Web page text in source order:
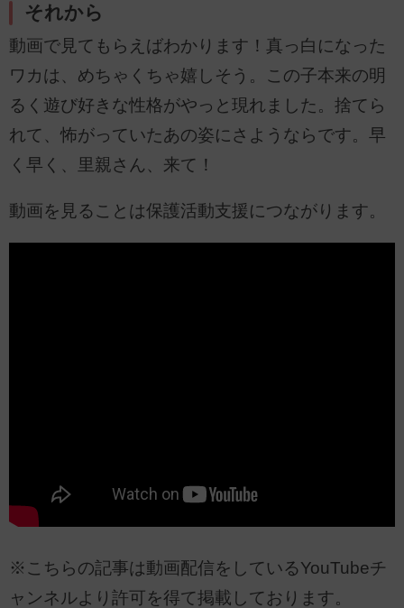
それから
動画で見てもらえばわかります！真っ白になった
ワカは、めちゃくちゃ嬉しそう。この子本来の明
るく遊び好きな性格がやっと現れました。捨てら
れて、怖がっていたあの姿にさようならです。早
く早く、里親さん、来て！
動画を見ることは保護活動支援につながります。
※こちらの記事は動画配信をしているYouTubeチ
ャンネルより許可を得て掲載しております。